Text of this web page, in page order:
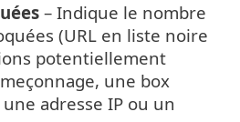
– Indique le nombre
(URL en liste noire
potentiellement
une box
adresse IP ou un